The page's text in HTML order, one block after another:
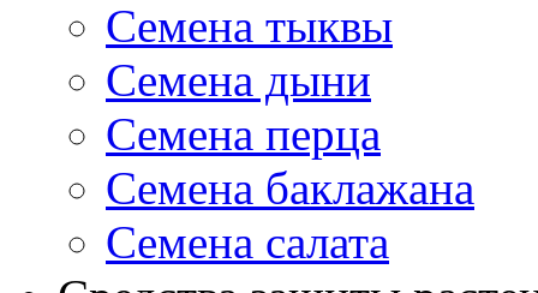
Семена тыквы
Семена дыни
Семена перца
Семена баклажана
Семена салата